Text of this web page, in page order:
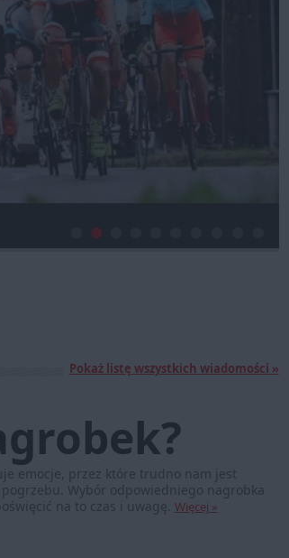
Pokaż listę wszystkich wiadomości »
emocje, przez które trudno nam jest
Wybór odpowiedniego nagrobka
na to czas i uwagę. Więcej »